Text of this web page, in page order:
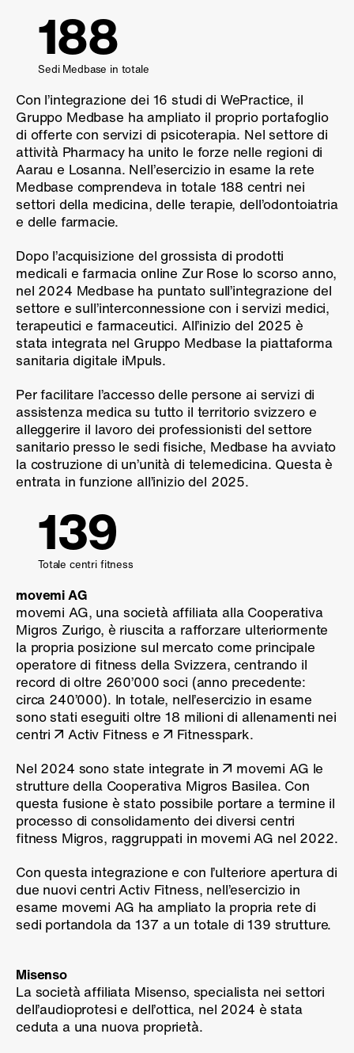
188
Sedi Medbase in totale
Con l’integrazione dei 16 studi di WePractice, il
Gruppo Medbase ha ampliato il proprio portafoglio
di offerte con servizi di psicoterapia. Nel settore di
attività Pharmacy ha unito le forze nelle regioni di
Aarau e Losanna. Nell’esercizio in esame la rete
Medbase comprendeva in totale 188 centri nei
settori della medicina, delle terapie, dell’odontoiatria
e delle farmacie.
Dopo l’acquisizione del grossista di prodotti
medicali e farmacia online Zur Rose lo scorso anno,
nel 2024 Medbase ha puntato sull’integrazione del
settore e sull’interconnessione con i servizi medici,
terapeutici e farmaceutici. All’inizio del 2025 è
stata integrata nel Gruppo Medbase la piattaforma
sanitaria digitale iMpuls.
Per facilitare l’accesso delle persone ai servizi di
assistenza medica su tutto il territorio svizzero e
alleggerire il lavoro dei professionisti del settore
sanitario presso le sedi fisiche, Medbase ha avviato
la costruzione di un’unità di telemedicina. Questa è
entrata in funzione all’inizio del 2025.
139
Totale centri fitness
movemi AG
movemi AG, una società affiliata alla Cooperativa
Migros Zurigo, è riuscita a rafforzare ulteriormente
la propria posizione sul mercato come principale
operatore di fitness della Svizzera, centrando il
record di oltre 260’000 soci (anno precedente:
circa 240’000). In totale, nell’esercizio in esame
sono stati eseguiti oltre 18 milioni di allenamenti nei
centri
Activ Fitness e Fitnesspark.
Nel 2024 sono state integrate in
movemi AG le
strutture della Cooperativa Migros Basilea. Con
questa fusione è stato possibile portare a termine il
processo di consolidamento dei diversi centri
fitness Migros, raggruppati in movemi AG nel 2022.
Con questa integrazione e con l’ulteriore apertura di
due nuovi centri Activ Fitness, nell’esercizio in
esame movemi AG ha ampliato la propria rete di
sedi portandola da 137 a un totale di 139 strutture.
Misenso
La società affiliata Misenso, specialista nei settori
dell’audioprotesi e dell’ottica, nel 2024 è stata
ceduta a una nuova proprietà.